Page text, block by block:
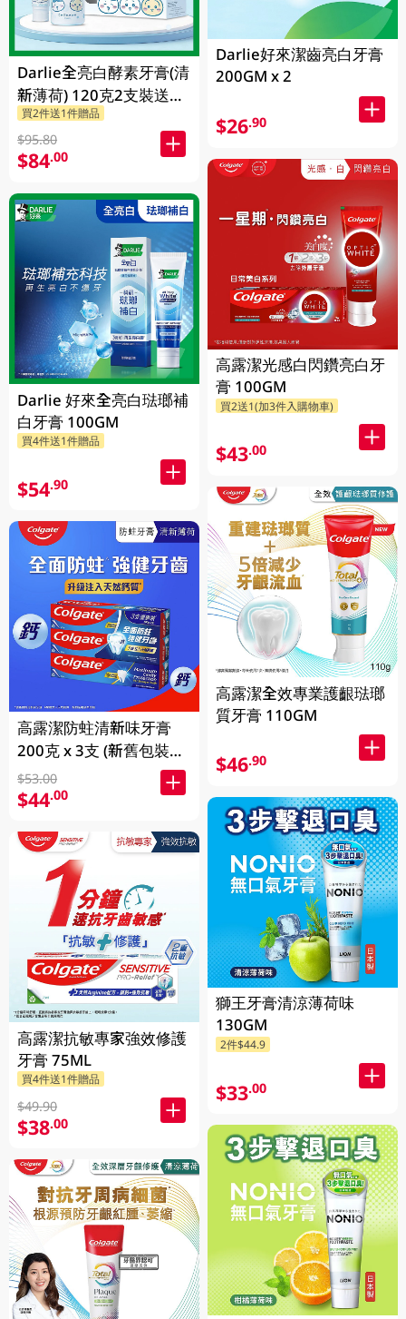
Darlie全亮白酵素牙膏(清
新薄荷) 120克2支裝送
Chiikawa便攜不鏽鋼杯
1PK
買2件送1件贈品
$95.80
$84.00
Darlie 好來全亮白琺瑯補
白牙膏 100GM
買4件送1件贈品
$54.90
高露潔防蛀清新味牙膏
200克 x 3支 (新舊包裝隨
機發送)
$53.00
$44.00
高露潔抗敏專家強效修護
牙膏 75ML
買4件送1件贈品
$49.90
$38.00
Darlie好來潔齒亮白牙膏
200GM x 2
$26.90
高露潔光感白閃鑽亮白牙
膏 100GM
買2送1(加3件入購物車)
$43.00
高露潔全效專業護齦琺瑯
質牙膏 110GM
$46.90
獅王牙膏清涼薄荷味
130GM
2件$44.9
$33.00